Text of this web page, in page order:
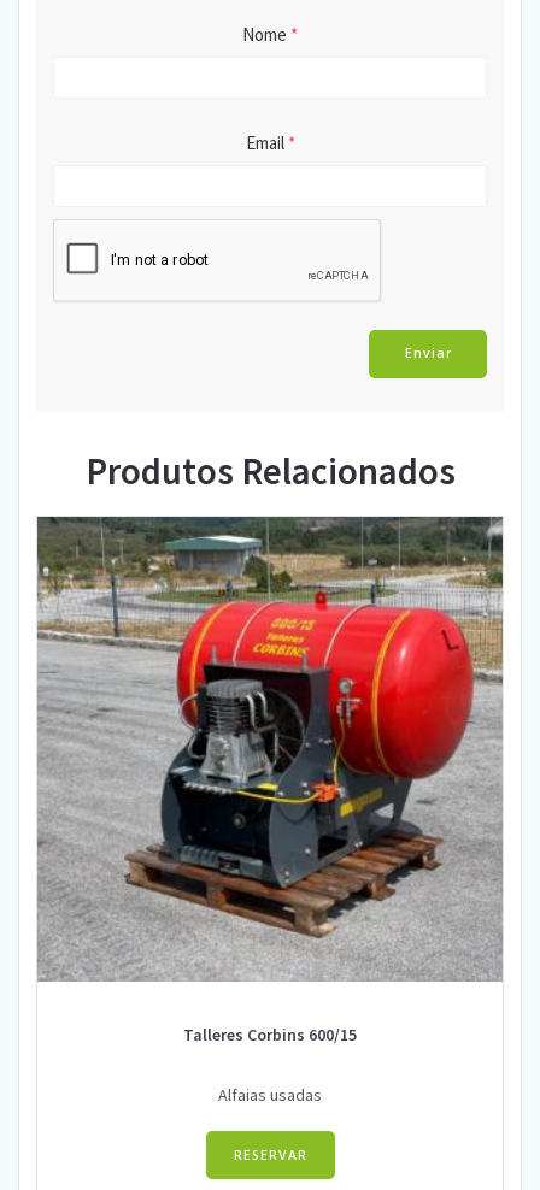
Nome *
Email *
Produtos Relacionados
Talleres Corbins 600/15
Alfaias usadas
RESERVAR